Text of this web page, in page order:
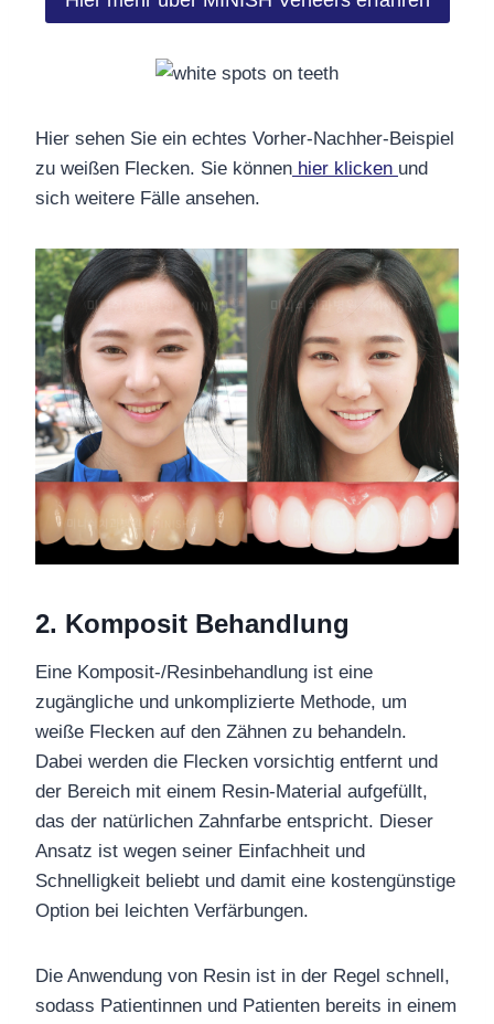
Hier sehen Sie ein echtes Vorher-Nachher-Beispiel
zu weißen Flecken. Sie können hier klicken und
sich weitere Fälle ansehen.
2. Komposit Behandlung
Eine Komposit-/Resinbehandlung ist eine
zugängliche und unkomplizierte Methode, um
weiße Flecken auf den Zähnen zu behandeln.
Dabei werden die Flecken vorsichtig entfernt und
der Bereich mit einem Resin-Material aufgefüllt,
das der natürlichen Zahnfarbe entspricht. Dieser
Ansatz ist wegen seiner Einfachheit und
Schnelligkeit beliebt und damit eine kostengünstige
Option bei leichten Verfärbungen.
Die Anwendung von Resin ist in der Regel schnell,
sodass Patientinnen und Patienten bereits in einem